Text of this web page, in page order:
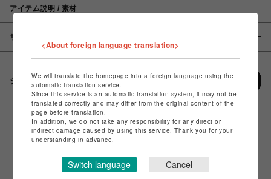
アイテム説明 / 素材
サイズ
シェアする
<About foreign language translation>
We will translate the homepage into a foreign language using the
automatic translation service.
Since this service is an automatic translation system, it may not be
translated correctly and may differ from the original content of the
page before translation.
In addition, we do not take any responsibility for any direct or
indirect damage caused by using this service. Thank you for your
understanding in advance.
Switch language Cancel